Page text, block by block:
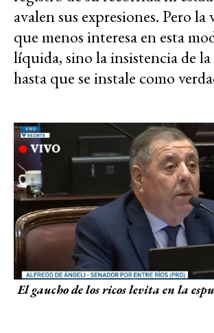
avalen sus expresiones. Pero la
que menos interesa en esta
líquida, sino la insistencia de la
hasta que se instale como
El gaucho de los ricos levita en la